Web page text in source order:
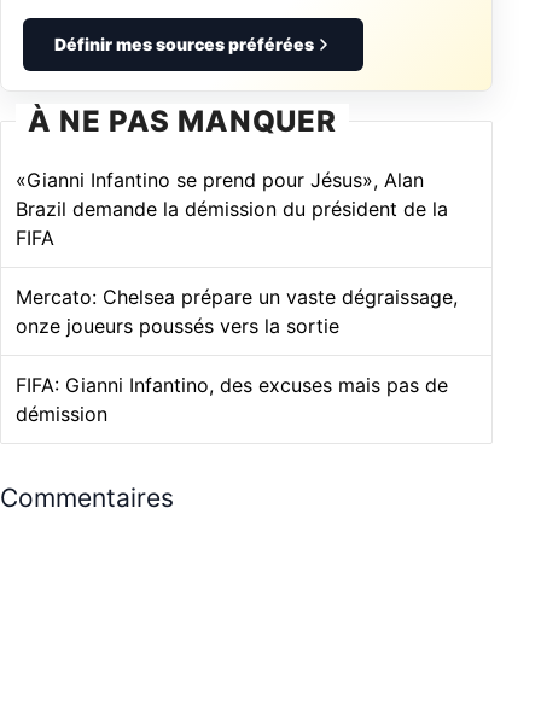
Définir mes sources préférées
À NE PAS MANQUER
«Gianni Infantino se prend pour Jésus», Alan
Brazil demande la démission du président de la
FIFA
Mercato: Chelsea prépare un vaste dégraissage,
onze joueurs poussés vers la sortie
FIFA: Gianni Infantino, des excuses mais pas de
démission
Commentaires